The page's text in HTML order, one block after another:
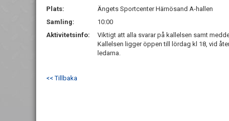
Plats:
Ängets Sportcenter Härnösand A-hallen
Samling:
10:00
Aktivitetsinfo:
Viktigt att alla svarar på kallelsen samt
Kallelsen ligger öppen till lördag kl 18, vid
ledarna.
<< Tillbaka